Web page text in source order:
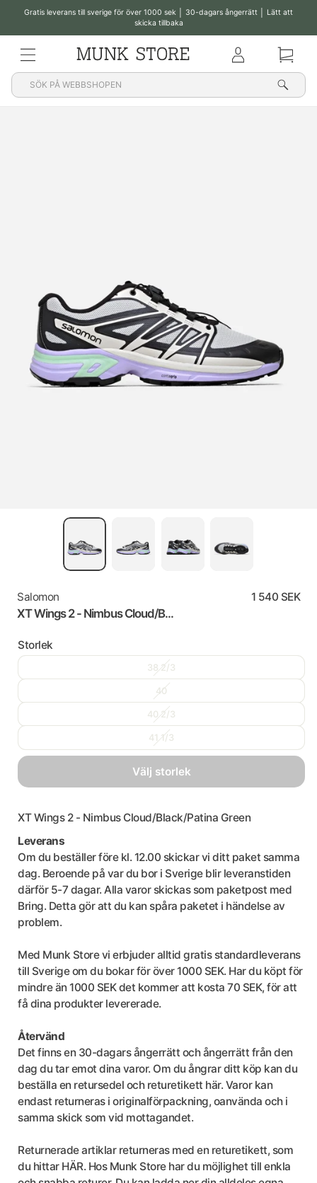
Pausa
Gratis leverans till sverige för över 1000 sek │ 30-dagars ångerrätt │ Lätt att
skicka tillbaka
MENY Klub Korg
Salomon
XT Wings 2 - Nimbus Cloud/B...
1 540 SEK
Storlek
38 2/3
40
40 2/3
41 1/3
välj storlek
XT Wings 2 - Nimbus Cloud/Black/Patina Green
Leverans
Om du beställer före kl. 12.00 skickar vi ditt paket samma
dag. Beroende på var du bor i Sverige blir leveranstiden
därför 5-7 dagar. Alla varor skickas som paketpost med
Bring. Detta gör att du kan spåra paketet i händelse av
problem.
Med Munk Store vi erbjuder alltid gratis standardleverans
till Sverige om du bokar för över 1000 SEK. Har du köpt för
mindre än 1000 SEK det kommer att kosta 70 SEK, för att
få dina produkter levererade.
Återvänd
Det finns en 30-dagars ångerrätt och ångerrätt från den
dag du tar emot dina varor. Om du ångrar ditt köp kan du
beställa en retursedel och returetikett här. Varor kan
endast returneras i originalförpackning, oanvända och i
samma skick som vid mottagandet.
Returnerade artiklar returneras med en returetikett, som
du hittar HÄR. Hos Munk Store har du möjlighet till enkla